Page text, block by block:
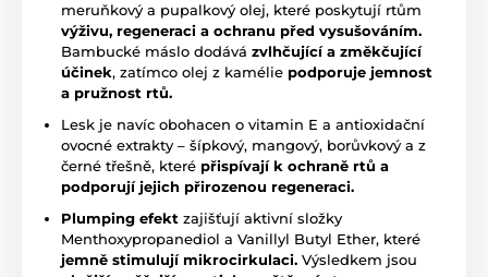
meruňkový a pupalkový olej, které poskytují rtům
výživu, regeneraci a ochranu před vysušováním.
Bambucké máslo dodává zvlhčující a změkčující
účinek, zatímco olej z kamélie podporuje jemnost
a pružnost rtů.
Lesk je navíc obohacen o vitamin E a antioxidační
ovocné extrakty – šípkový, mangový, borůvkový a z
černé třešně, které přispívají k ochraně rtů a
podporují jejich přirozenou regeneraci.
Plumping efekt zajišťují aktivní složky
Menthoxypropanediol a Vanillyl Butyl Ether, které
jemně stimulují mikrocirkulaci. Výsledkem jsou